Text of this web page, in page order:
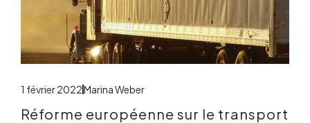
1 février 2022Marina Weber
Réforme européenne sur le transport